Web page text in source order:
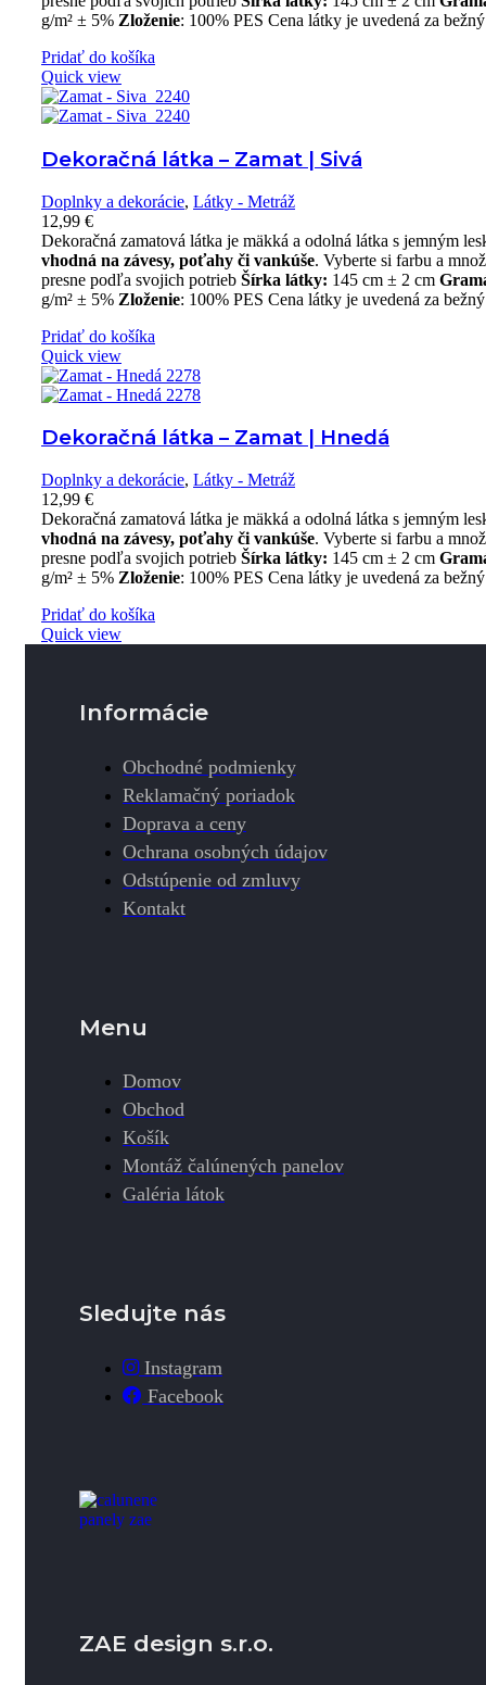
g/m² ± 5% Zloženie: 100% PES Cena látky je uvedená za
Pridať do košíka
Quick view
Dekoračná látka – Zamat | Sivá
Doplnky a dekorácie, Látky - Metráž
12,99 €
Dekoračná zamatová látka je mäkká a odolná látka s jemným
vhodná na závesy, poťahy či vankúše. Vyberte si farbu a
presne podľa svojich potrieb Šírka látky: 145 cm ± 2 cm
g/m² ± 5% Zloženie: 100% PES Cena látky je uvedená za
Pridať do košíka
Quick view
Dekoračná látka – Zamat | Hnedá
Doplnky a dekorácie, Látky - Metráž
12,99 €
Dekoračná zamatová látka je mäkká a odolná látka s jemným
vhodná na závesy, poťahy či vankúše. Vyberte si farbu a
presne podľa svojich potrieb Šírka látky: 145 cm ± 2 cm
g/m² ± 5% Zloženie: 100% PES Cena látky je uvedená za
Pridať do košíka
Quick view
Informácie
Obchodné podmienky
Reklamačný poriadok
Doprava a ceny
Ochrana osobných údajov
Odstúpenie od zmluvy
Kontakt
Menu
Domov
Obchod
Košík
Montáž čalúnených panelov
Galéria látok
Sledujte nás
Instagram
Facebook
ZAE design s.r.o.